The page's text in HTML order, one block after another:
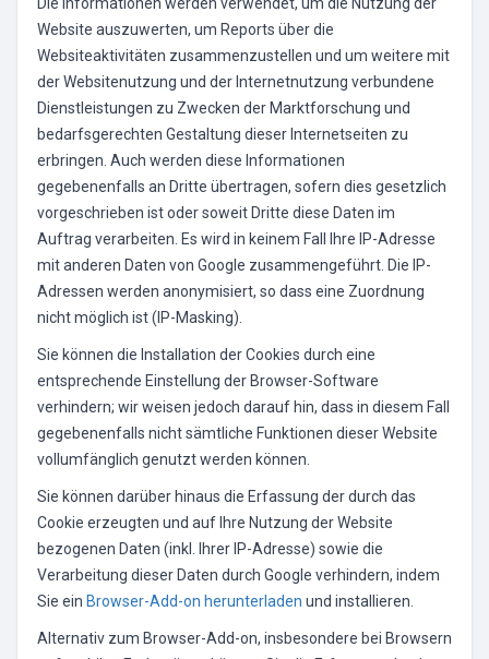
Website auszuwerten, um Reports über die
Websiteaktivitäten zusammenzustellen und um weitere mit
der Websitenutzung und der Internetnutzung verbundene
Dienstleistungen zu Zwecken der Marktforschung und
bedarfsgerechten Gestaltung dieser Internetseiten zu
erbringen. Auch werden diese Informationen
gegebenenfalls an Dritte übertragen, sofern dies gesetzlich
vorgeschrieben ist oder soweit Dritte diese Daten im
Auftrag verarbeiten. Es wird in keinem Fall Ihre IP-Adresse
mit anderen Daten von Google zusammengeführt. Die IP-
Adressen werden anonymisiert, so dass eine Zuordnung
nicht möglich ist (IP-Masking).
Sie können die Installation der Cookies durch eine
entsprechende Einstellung der Browser-Software
verhindern; wir weisen jedoch darauf hin, dass in diesem Fall
gegebenenfalls nicht sämtliche Funktionen dieser Website
vollumfänglich genutzt werden können.
Sie können darüber hinaus die Erfassung der durch das
Cookie erzeugten und auf Ihre Nutzung der Website
bezogenen Daten (inkl. Ihrer IP-Adresse) sowie die
Verarbeitung dieser Daten durch Google verhindern, indem
Sie ein Browser-Add-on herunterladen und installieren.
Alternativ zum Browser-Add-on, insbesondere bei Browsern